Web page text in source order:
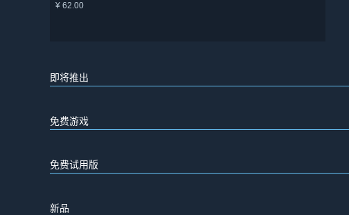
¥ 62.00
即将推出
免费游戏
免费试用版
新品